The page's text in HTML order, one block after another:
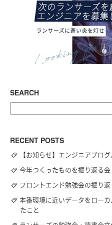
SEARCH
RECENT POSTS
【お知らせ】エンジニアブロ
今年つくったものを振り返る会
フロントエンド勉強会の振り返
本番環境に近いデータをロー
たこと